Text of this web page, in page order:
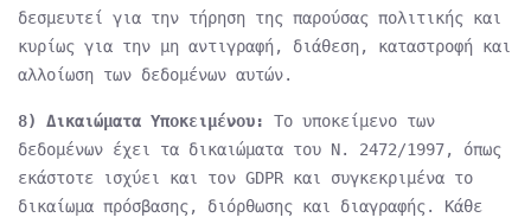
δεσμευτεί για την τήρηση της παρούσας πολιτικής και
κυρίως για την μη αντιγραφή, διάθεση, καταστροφή και
αλλοίωση των δεδομένων αυτών.
8) Δικαιώματα Υποκειμένου:
Το υποκείμενο των
δεδομένων έχει τα δικαιώματα του Ν. 2472/1997, όπως
εκάστοτε ισχύει και τον GDPR και συγκεκριμένα το
δικαίωμα πρόσβασης, διόρθωσης και διαγραφής. Κάθε